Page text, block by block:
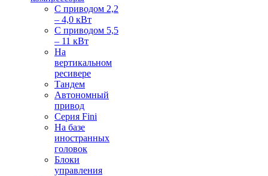
С приводом 2,2
– 4,0 кВт
С приводом 5,5
– 11 кВт
На
вертикальном
ресивере
Тандем
Автономный
привод
Серия Fini
На базе
иностранных
головок
Блоки
управления